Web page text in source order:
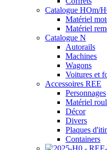
Catalogue HOm/
Matériel
Matériel
Catalogue N
Autorails
Machines
Wagons
Voitures et
Accessoires REE
Personnages
Matériel
Décor
Divers
Plaques
Containers